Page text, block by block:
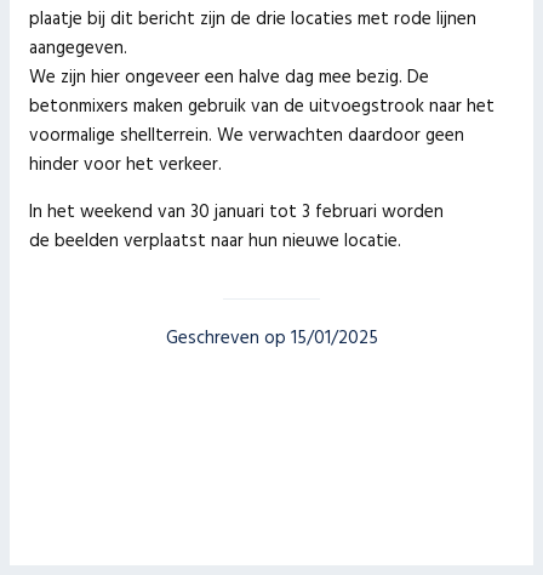
plaatje bij dit bericht zijn de drie locaties met rode lijnen
aangegeven.
We zijn hier ongeveer een halve dag mee bezig. De
betonmixers maken gebruik van de uitvoegstrook naar het
voormalige shellterrein. We verwachten daardoor geen
hinder voor het verkeer.
In het weekend van 30 januari tot 3 februari worden
de beelden verplaatst naar hun nieuwe locatie.
Geschreven op 15/01/2025